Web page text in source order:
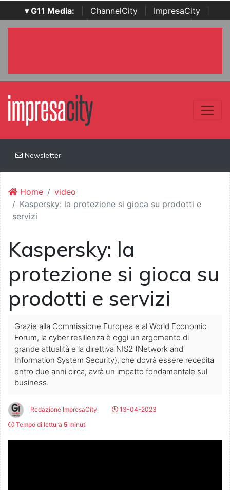
▾ G11 Media: ChannelCity ImpresaCity
SecurityOpenLab | Italian Channel Awards | Italian
Newsletter
Home
video
Kaspersky: la protezione si gioca su prodotti e
servizi
Kaspersky: la
protezione si gioca su
prodotti e servizi
Grazie alla Commissione Europea e al World Economic
Forum, la cyber resilienza è oggi un argomento di
grande attualità e la direttiva NIS2 (Network and
Information System Security), che dovrà essere recepita
entro due anni circa, avrà un impatto fondamentale sul
business.
Redazione ImpresaCity
13-04-2023
Tempo di lettura 5 minuti